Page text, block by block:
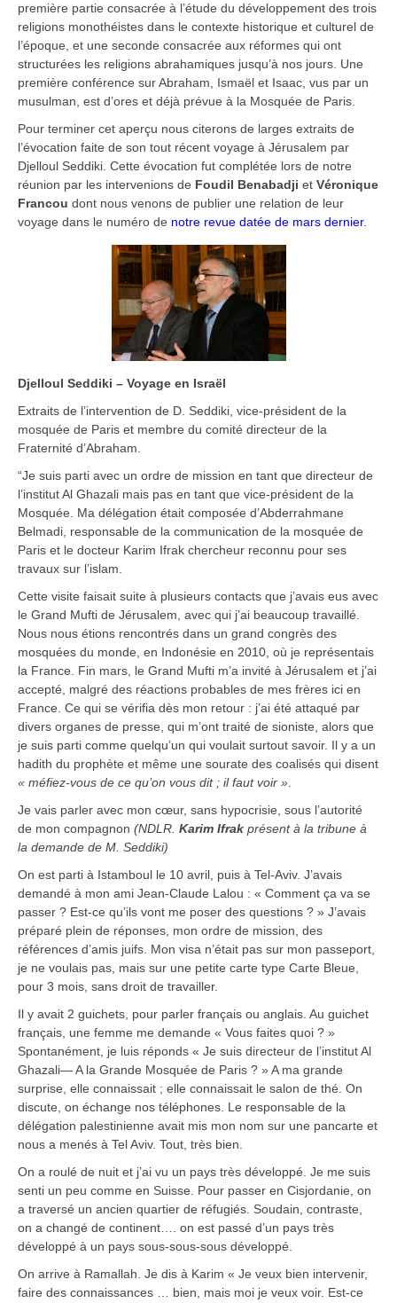
première partie consacrée à l’étude du développement des trois
religions monothéistes dans le contexte historique et culturel de
l’époque, et une seconde consacrée aux réformes qui ont
structurées les religions abrahamiques jusqu’à nos jours. Une
première conférence sur Abraham, Ismaël et Isaac, vus par un
musulman, est d’ores et déjà prévue à la Mosquée de Paris.
Pour terminer cet aperçu nous citerons de larges extraits de
l’évocation faite de son tout récent voyage à Jérusalem par
Djelloul Seddiki. Cette évocation fut complétée lors de notre
réunion par les intervenions de Foudil Benabadji et Véronique
Francou dont nous venons de publier une relation de leur
voyage dans le numéro de notre revue datée de mars dernier.
Djelloul Seddiki – Voyage en Israël
Extraits de l’intervention de D. Seddiki, vice-président de la
mosquée de Paris et membre du comité directeur de la
Fraternité d’Abraham.
“Je suis parti avec un ordre de mission en tant que directeur de
l’institut Al Ghazali mais pas en tant que vice-président de la
Mosquée. Ma délégation était composée d’Abderrahmane
Belmadi, responsable de la communication de la mosquée de
Paris et le docteur Karim Ifrak chercheur reconnu pour ses
travaux sur l’islam.
Cette visite faisait suite à plusieurs contacts que j’avais eus avec
le Grand Mufti de Jérusalem, avec qui j’ai beaucoup travaillé.
Nous nous étions rencontrés dans un grand congrès des
mosquées du monde, en Indonésie en 2010, où je représentais
la France. Fin mars, le Grand Mufti m’a invité à Jérusalem et j’ai
accepté, malgré des réactions probables de mes frères ici en
France. Ce qui se vérifia dès mon retour : j’ai été attaqué par
divers organes de presse, qui m’ont traité de sioniste, alors que
je suis parti comme quelqu’un qui voulait surtout savoir. Il y a un
hadith du prophète et même une sourate des coalisés qui disent
« méfiez-vous de ce qu’on vous dit ; il faut voir ».
Je vais parler avec mon cœur, sans hypocrisie, sous l’autorité
de mon compagnon (NDLR. Karim Ifrak présent à la tribune à
la demande de M. Seddiki)
On est parti à Istamboul le 10 avril, puis à Tel-Aviv. J’avais
demandé à mon ami Jean-Claude Lalou : « Comment ça va se
passer ? Est-ce qu’ils vont me poser des questions ? » J’avais
préparé plein de réponses, mon ordre de mission, des
références d’amis juifs. Mon visa n’était pas sur mon passeport,
je ne voulais pas, mais sur une petite carte type Carte Bleue,
pour 3 mois, sans droit de travailler.
Il y avait 2 guichets, pour parler français ou anglais. Au guichet
français, une femme me demande « Vous faites quoi ? »
Spontanément, je luis réponds « Je suis directeur de l’institut Al
Ghazali— A la Grande Mosquée de Paris ? » A ma grande
surprise, elle connaissait ; elle connaissait le salon de thé. On
discute, on échange nos téléphones. Le responsable de la
délégation palestinienne avait mis mon nom sur une pancarte et
nous a menés à Tel Aviv. Tout, très bien.
On a roulé de nuit et j’ai vu un pays très développé. Je me suis
senti un peu comme en Suisse. Pour passer en Cisjordanie, on
a traversé un ancien quartier de réfugiés. Soudain, contraste,
on a changé de continent…. on est passé d’un pays très
développé à un pays sous-sous-sous développé.
On arrive à Ramallah. Je dis à Karim « Je veux bien intervenir,
faire des connaissances … bien, mais moi je veux voir. Est-ce